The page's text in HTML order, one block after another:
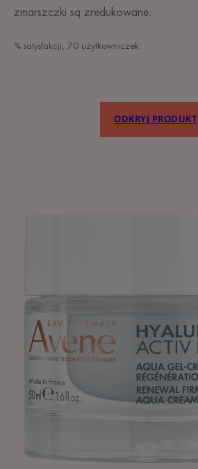
zmarszczki są zredukowane.
% satysfakcji, 70 użytkowniczek
ODKRYJ PRODUKT